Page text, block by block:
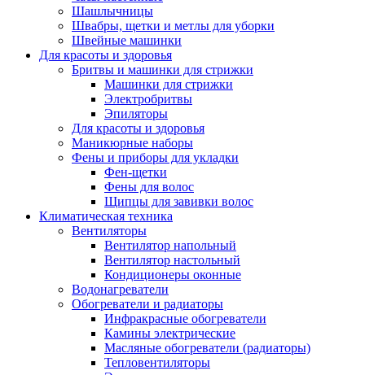
Шашлычницы
Швабры, щетки и метлы для уборки
Швейные машинки
Для красоты и здоровья
Бритвы и машинки для стрижки
Машинки для стрижки
Электробритвы
Эпиляторы
Для красоты и здоровья
Маникюрные наборы
Фены и приборы для укладки
Фен-щетки
Фены для волос
Щипцы для завивки волос
Климатическая техника
Вентиляторы
Вентилятор напольный
Вентилятор настольный
Кондиционеры оконные
Водонагреватели
Обогреватели и радиаторы
Инфракрасные обогреватели
Камины электрические
Масляные обогреватели (радиаторы)
Тепловентиляторы